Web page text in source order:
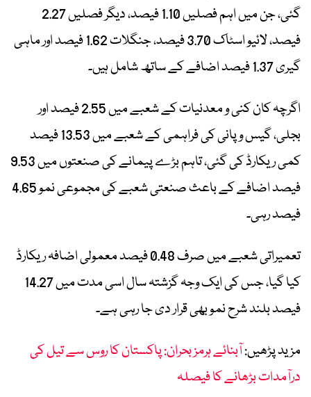
گئی، جن میں اہم فصلیں 1.10 فیصد، دیگر فصلیں 2.27
فیصد، لائیو اسٹاک 3.70 فیصد، جنگلات 1.62 فیصد اور ماہی
گیری 1.37 فیصد اضافے کے ساتھ شامل ہیں۔
اگرچہ کان کنی و معدنیات کے شعبے میں 2.55 فیصد اور
بجلی، گیس و پانی کی فراہمی کے شعبے میں 13.53 فیصد
کمی ریکارڈ کی گئی، تاہم بڑے پیمانے کی صنعتوں میں 9.53
فیصد اضافے کے باعث صنعتی شعبے کی مجموعی نمو 4.65
فیصد رہی۔
تعمیراتی شعبے میں صرف 0.48 فیصد معمولی اضافہ ریکارڈ
کیا گیا، جس کی ایک وجہ گزشتہ سال اسی مدت میں 14.27
فیصد بلند شرح نمو بھی قرار دی جا رہی ہے۔
مزید پڑھیں:آبنائے ہرمز بحران: پاکستان کا روس سے تیل کی
درآمدات بڑھانے کا فیصلہ